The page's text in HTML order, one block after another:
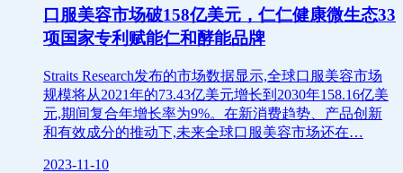
口服美容市场破158亿美元，仁仁健康微生态33
项国家专利赋能仁和酵能品牌
Straits Research发布的市场数据显示,全球口服美容市场
规模将从2021年的73.43亿美元增长到2030年158.16亿美
元,期间复合年增长率为9%。在新消费趋势、产品创新
和有效成分的推动下,未来全球口服美容市场还在…
2023-11-10